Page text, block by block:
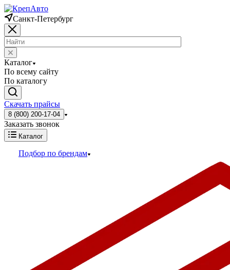
Санкт-Петербург
Каталог
По всему сайту
По каталогу
Скачать прайсы
8 (800) 200-17-04
Заказать звонок
Каталог
Подбор по брендам